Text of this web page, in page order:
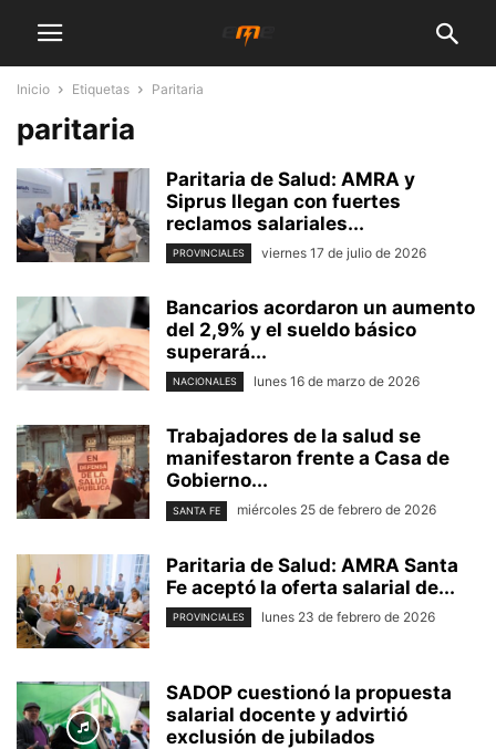
Inicio Etiquetas Paritaria
paritaria
Paritaria de Salud: AMRA y
Siprus llegan con fuertes
reclamos salariales...
PROVINCIALES viernes 17 de julio de 2026
Bancarios acordaron un aumento
del 2,9% y el sueldo básico
superará...
NACIONALES lunes 16 de marzo de 2026
Trabajadores de la salud se
manifestaron frente a Casa de
Gobierno...
SANTA FE miércoles 25 de febrero de 2026
Paritaria de Salud: AMRA Santa
Fe aceptó la oferta salarial de...
PROVINCIALES lunes 23 de febrero de 2026
SADOP cuestionó la propuesta
salarial docente y advirtió
exclusión de jubilados